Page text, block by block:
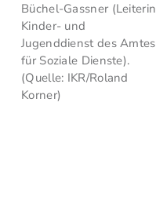
Büchel-Gassner (Leiterin
Kinder- und
Jugenddienst des Amtes
für Soziale Dienste).
(Quelle: IKR/Roland
Korner)